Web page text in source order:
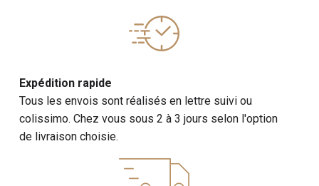
Tartes : Tartes aux pommes caramélisées, tartes aux
fruits de saison, tartes chocolatées.
Techniques de pâtisserie : Conseils pour réussir les
pâtes, les crèmes et les décorations.
Recettes populaires : Inclut des recettes
Expédition rapide
Tous les envois sont réalisés en lettre suivi ou
colissimo. Chez vous sous 2 à 3 jours selon l'option
de livraison choisie.